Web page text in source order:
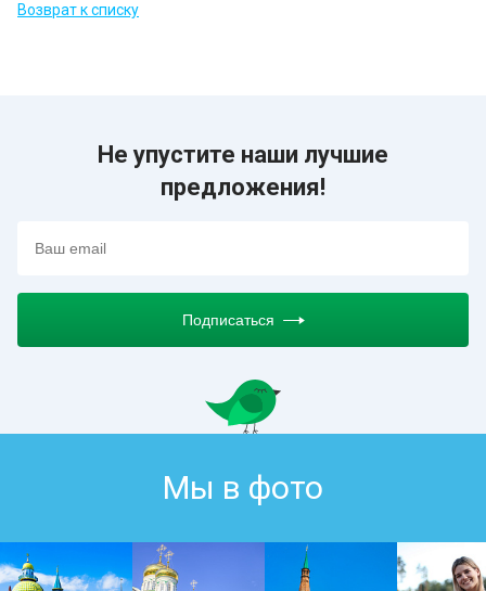
Возврат к списку
Не упустите наши лучшие
предложения!
Подписаться
Мы в фото